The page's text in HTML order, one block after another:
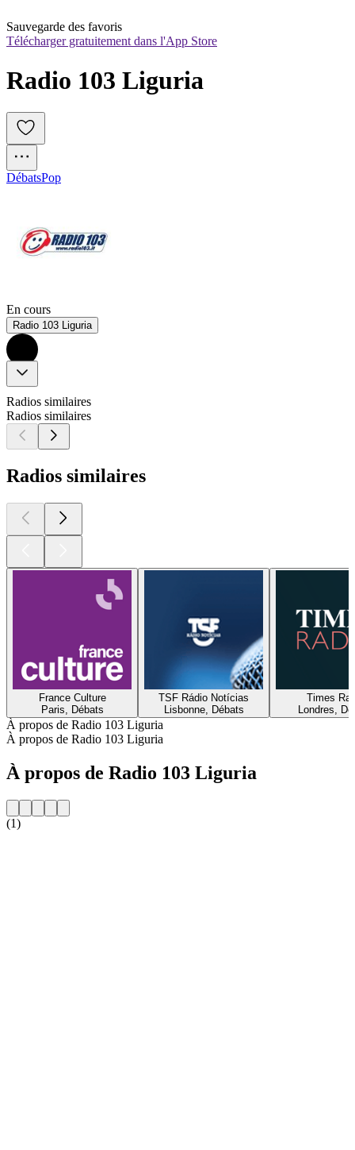
Sauvegarde des favoris
Télécharger gratuitement dans l'App Store
Radio 103 Liguria
DébatsPop
En cours
Radio 103 Liguria
Radios similaires
Radios similaires
Radios similaires
France Culture
Paris, Débats
TSF Rádio Notícias
Lisbonne, Débats
Times
Londres,
À propos de Radio 103 Liguria
À propos de Radio 103 Liguria
À propos de Radio 103 Liguria
(1)